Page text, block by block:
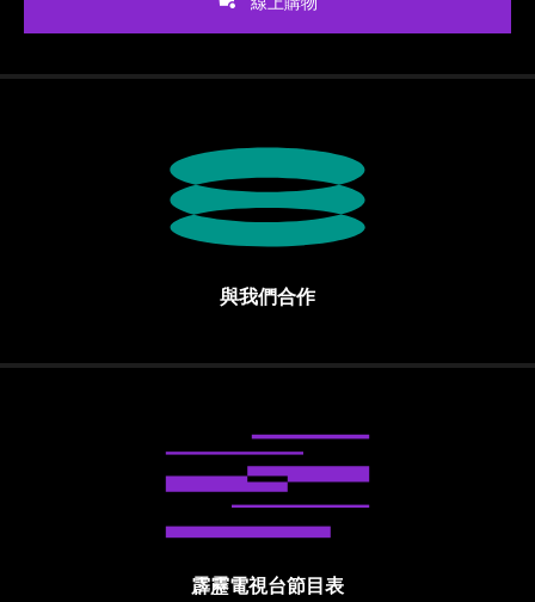
與我們合作
霹靂電視台節目表